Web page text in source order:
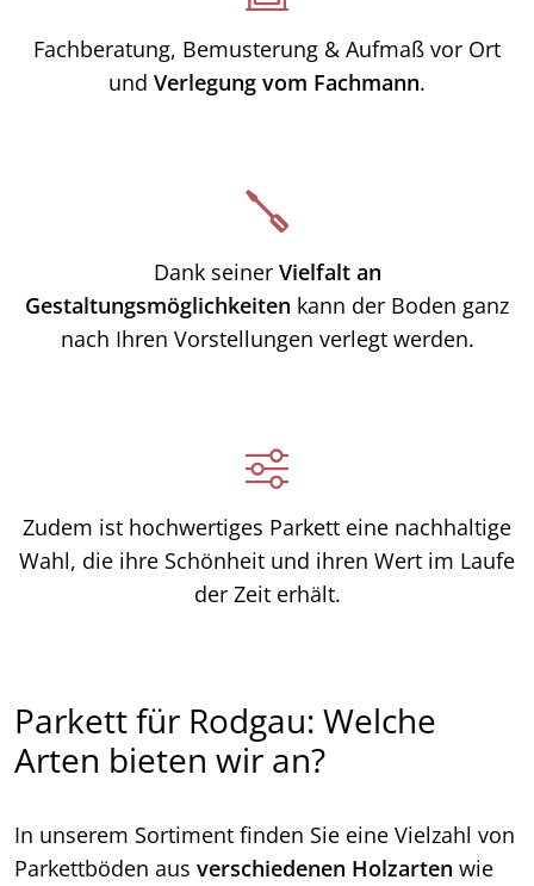
Fachberatung, Bemusterung & Aufmaß vor Ort
und Verlegung vom Fachmann.
Dank seiner Vielfalt an
Gestaltungsmöglichkeiten kann der Boden ganz
nach Ihren Vorstellungen verlegt werden.
Zudem ist hochwertiges Parkett eine nachhaltige
Wahl, die ihre Schönheit und ihren Wert im Laufe
der Zeit erhält.
Parkett für Rodgau: Welche
Arten bieten wir an?
In unserem Sortiment finden Sie eine Vielzahl von
Parkettböden aus verschiedenen Holzarten wie